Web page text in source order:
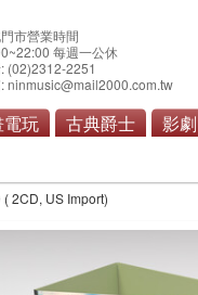
市營業時間
每週一公休
(02)2312-2251
ninmusic@mail2000.com.tw
玩 古典爵士 影劇
2CD, US Import)